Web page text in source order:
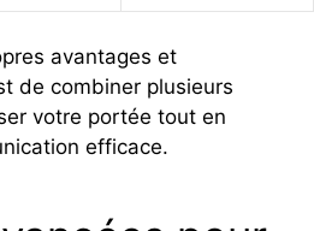
avantages et
de combiner plusieurs
votre portée tout en
efficace.